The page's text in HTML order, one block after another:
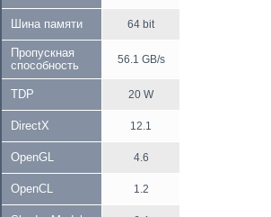
Шина памяти 64 bit
Пропускная
способность
56.1 GB/s
TDP 20 W
DirectX 12.1
OpenGL 4.6
OpenCL 1.2